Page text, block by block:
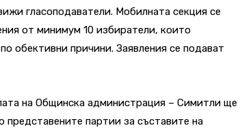
гласоподаватели. Мобилната секция се
от минимум 10 избиратели, които
обективни причини. Заявления се подават
на Общинска администрация – Симитли ще
представените партии за съставите на